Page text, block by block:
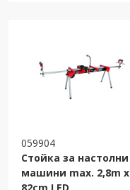
059904
Стойка за настолни
машини max. 2,8m x